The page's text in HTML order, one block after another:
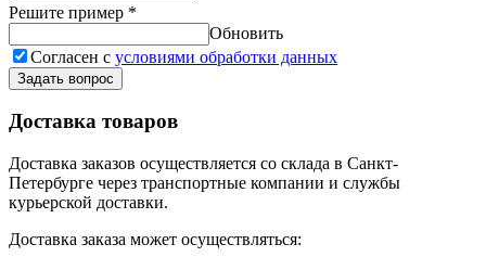
Решите пример *
Обновить
Согласен с условиями обработки данных
Задать вопрос
Доставка товаров
Доставка заказов осуществляется со склада в Санкт-
Петербурге через транспортные компании и службы
курьерской доставки.
Доставка заказа может осуществляться: